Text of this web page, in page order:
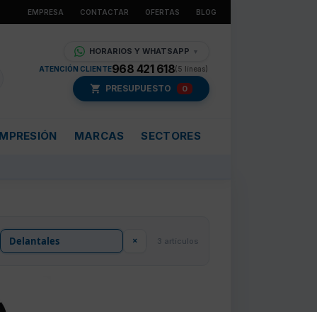
EMPRESA CONTACTAR OFERTAS BLOG
HORARIOS Y WHATSAPP ▼
ATENCIÓN CLIENTE968 421 618(5 líneas)
PRESUPUESTO 0
MARCAS SECTORES
× 3 artículos